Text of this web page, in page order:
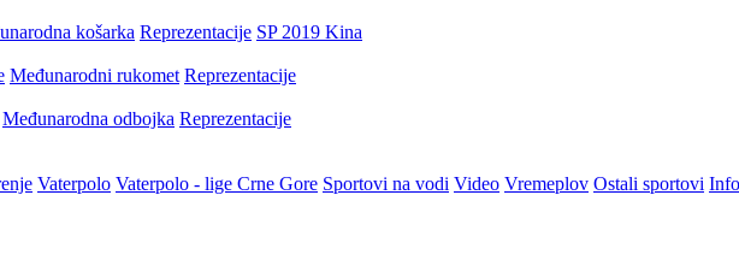
košarka Reprezentacije SP 2019 Kina
Međunarodni rukomet Reprezentacije
Međunarodna odbojka Reprezentacije
Vaterpolo Vaterpolo - lige Crne Gore Sportovi na vodi Video Vremeplov Ostali sportovi